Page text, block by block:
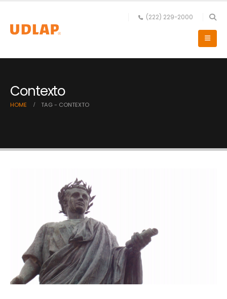
(222) 229-2000
Contexto
HOME TAG - CONTEXTO